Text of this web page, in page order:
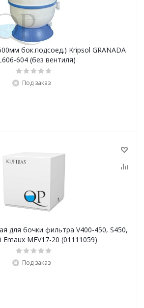
бок.подсоед.) Kripsol GRANADA
604 (без вентиля)
Под заказ
для бочки фильтра V400-450, S450,
P400-450 Emaux MFV17-20 (01111059)
Под заказ